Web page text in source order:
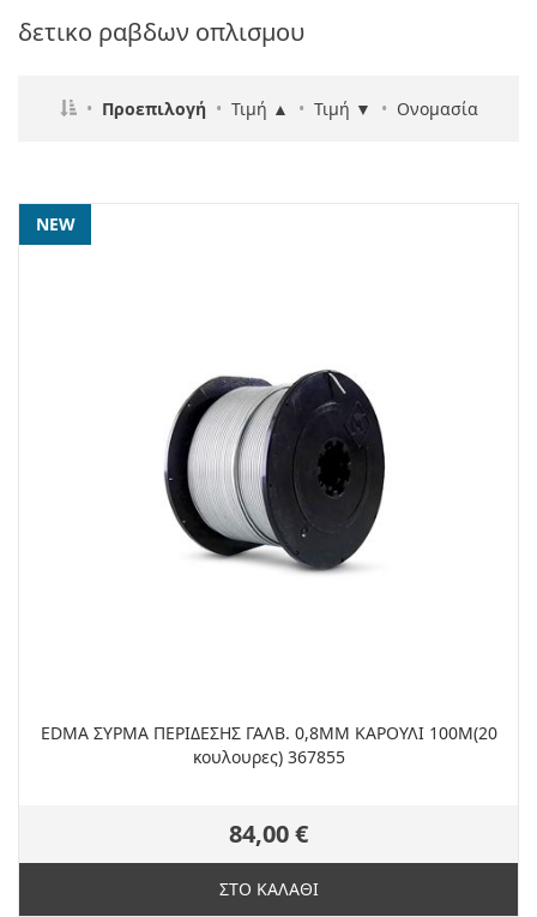
δετικο ραβδων οπλισμου
• Προεπιλογή• Τιμή ▲ • Τιμή ▼ • Ονομασία
NEW
EDMA ΣΥΡΜΑ ΠΕΡΙΔΕΣΗΣ ΓΑΛΒ. 0,8MM ΚΑΡΟΥΛΙ 100M(20
κουλουρες) 367855
84,00 €
ΣΤΟ ΚΑΛΑΘΙ